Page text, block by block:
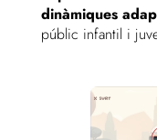
dinàmiques
públic infantil i